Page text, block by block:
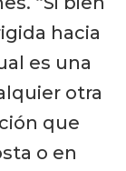
hacia
es una
otra
que
o en